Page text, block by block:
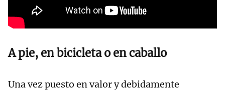
A pie, en bicicleta o en caballo
Una vez puesto en valor y debidamente